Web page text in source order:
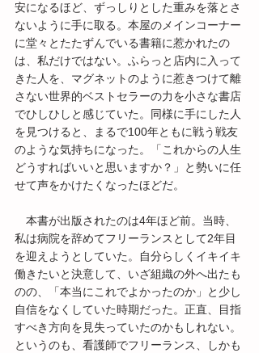
安になるほど、ずっしりとした重みを落とさ
ないように手に取る。本屋のメインコーナー
に堂々とたたずんでいる書籍に惹かれたの
は、私だけではない。ふらっと店内に入って
きた人を、マグネットのように惹きつけて離
さない世界的ベストセラーの力を小さな書店
でひしひしと感じていた。同様に手にした人
を見つけると、まるで100年ともに戦う戦友
のような気持ちになった。「これからの人生
どうすればいいと思いますか？」と勢いに任
せて声をかけたくなったほどだ。
本書が出版されたのは4年ほど前。当時、
私は病院を辞めてフリーランスとして2年目
を迎えようとしていた。自分らしくイキイキ
働きたいと決意して、いざ組織の外へ出たも
のの、「本当にこれでよかったのか」と少し
自信をなくしていた時期だった。正直、目指
すべき方向を見失っていたのかもしれない。
というのも、看護師でフリーランス、しかも